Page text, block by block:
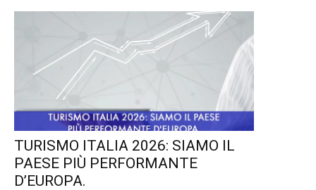
TURISMO ITALIA 2026: SIAMO IL
PAESE PIÙ PERFORMANTE
D’EUROPA.